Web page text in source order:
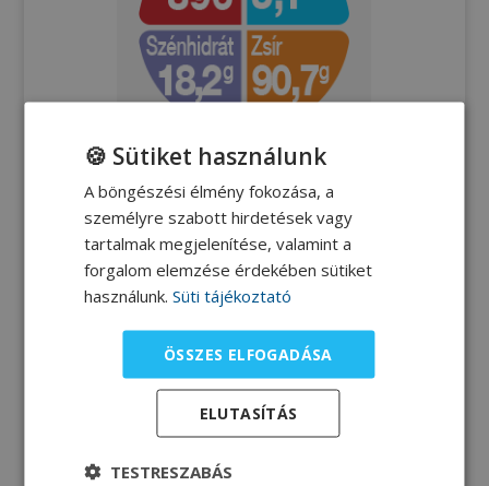
Gyümölcssaláta
🍪 Sütiket használunk
A böngészési élmény fokozása, a
személyre szabott hirdetések vagy
tartalmak megjelenítése, valamint a
forgalom elemzése érdekében sütiket
használunk. Süti tájékoztató
ÖSSZES ELFOGADÁSA
ELUTASÍTÁS
TESTRESZABÁS